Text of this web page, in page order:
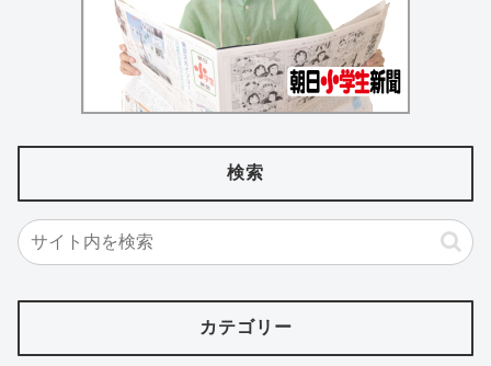
検索
カテゴリー